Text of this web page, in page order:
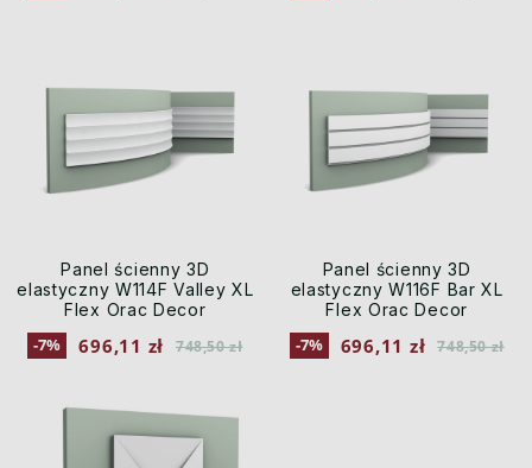
Panel ścienny 3D
elastyczny W114F Valley XL
Flex Orac Decor
-7% 696,11 zł 748,50 zł
Panel ścienny 3D
elastyczny W116F Bar XL
Flex Orac Decor
-7% 696,11 zł 748,50 zł